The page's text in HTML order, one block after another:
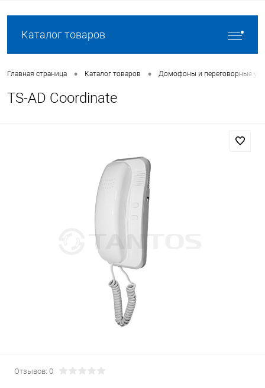
Каталог товаров
Главная страница • Каталог товаров • Домофоны и переговорные
TS-AD Coordinate
Отзывов: 0